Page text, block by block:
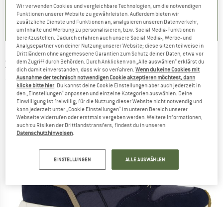
6
)
+1
4.6(71)
+9
4.7(48)
ZEROC - Stureplan GTX S - Freizeitschuhe
(0)
Wir verwenden Cookies und vergleichbare Technologien, um die notwendigen
Funktionen unserer Website zu gewährleisten. Außerdem bieten wir
zusätzliche Dienste und Funktionen an, analysieren unseren Datenverkehr,
um Inhalte und Werbung zu personalisieren, bzw. Social Media-Funktionen
bereitzustellen. Dadurch erfahren auch unsere Social Media-, Werbe- und
Analysepartner von deiner Nutzung unserer Website; diese sitzen teilweise in
Drittländern ohne angemessene Garantien zum Schutz deiner Daten, etwa vor
dem Zugriff durch Behörden. Durch Anklicken von „Alle auswählen“ erklärst du
dich damit einverstanden, dass wir so verfahren.Wenn du keine Cookies mit
Ausnahme der technisch notwendigen Cookie akzeptieren möchtest, dann
klicke bitte hier. Du kannst deine Cookie Einstellungen aber auch jederzeit in
den „Einstellungen“ anpassen und einzelne Kategorien auswählen. Deine
Einwilligung ist freiwillig, für die Nutzung dieser Website nicht notwendig und
kann jederzeit unter „Cookie Einstellungen“ im unteren Bereich unserer
Webseite widerrufen oder erstmals vergeben werden. Weitere Informationen,
auch zu Risiken der Drittlandstransfers, findest du in unseren
Datenschutzhinweisen.
EINSTELLUNGEN ALLE AUSWÄHLEN